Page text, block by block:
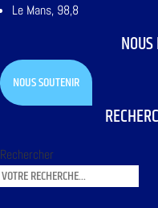
Le Mans, 98,8
NOUS SOUTENIR
Rechercher